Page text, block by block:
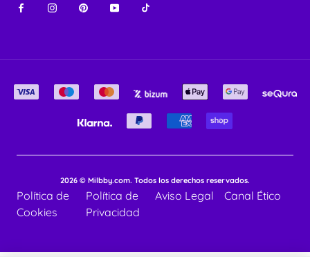
2026 © Milbby.com. Todos los derechos reservados.
Política de
Cookies
Política de
Privacidad
Aviso Legal Canal Ético